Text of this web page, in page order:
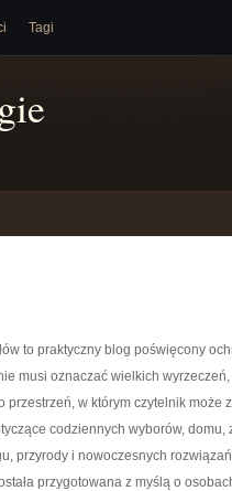
Tagi
to praktyczny blog poświęcony
musi oznaczać wielkich
przestrzeń, w którym czytelnik może
codziennych wyborów,
przyrody i nowoczesnych
przygotowana z myślą o